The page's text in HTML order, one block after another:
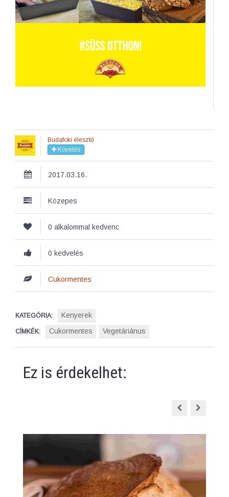
Budafoki élesztő
Követés
2017.03.16.
Közepes
0 alkalommal kedvenc
0 kedvelés
Cukormentes
KATEGÓRIA: Kenyerek
CÍMKÉK: Cukormentes Vegetáriánus
Ez is érdekelhet: